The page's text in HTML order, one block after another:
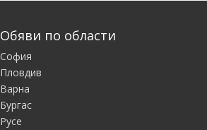
Обяви по области
София
Пловдив
Варна
Бургас
Русе